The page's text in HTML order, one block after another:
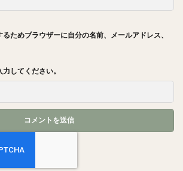
ためブラウザーに自分の名前、メールアドレス、
してください。